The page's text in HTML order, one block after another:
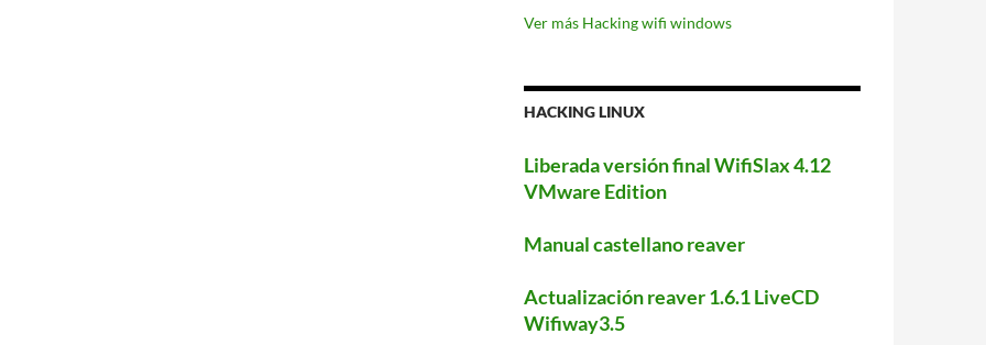
Ver más Hacking wifi windows
HACKING LINUX
Liberada versión final WifiSlax 4.12
VMware Edition
Manual castellano reaver
Actualización reaver 1.6.1 LiveCD
Wifiway3.5